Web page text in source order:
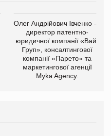
Олег Андрійович Івченко —
директор патентно-
юридичної компанії «Вайз
Груп», консалтингової
компанії «Парето» та
маркетингової агенції
Myka Agency.